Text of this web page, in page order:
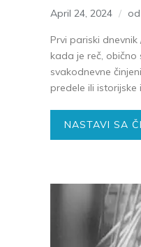
April 24, 2024
Prvi pariski
kada je reč, obično
svakodnevne
predele ili
NASTAVI SA